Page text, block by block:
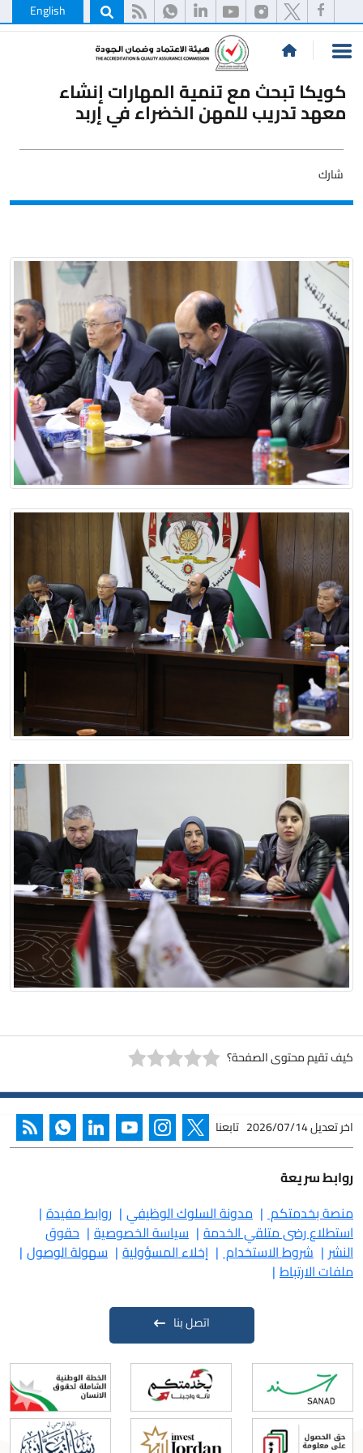
English
كويكا تبحث مع تنمية المهارات إنشاء
معهد تدريب للمهن الخضراء في إربد
شارك
كيف تقيم محتوى الصفحة؟
اخر تعديل2026/07/14 تابعنا
روابط سريعة
منصة بخدمتكم مدونة السلوك الوظيفي
روابط مفيدة
استطلاع رضى متلقي الخدمة سياسة الخصوصية حقوق
النشر
شروط الاستخدام إخلاء المسؤولية سهولة الوصول
ملفات الارتباط
اتصل بنا